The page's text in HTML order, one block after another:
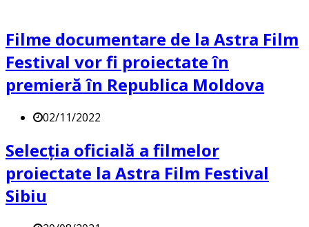
Filme documentare de la Astra Film
Festival vor fi proiectate în
premieră în Republica Moldova
02/11/2022
Selecția oficială a filmelor
proiectate la Astra Film Festival
Sibiu